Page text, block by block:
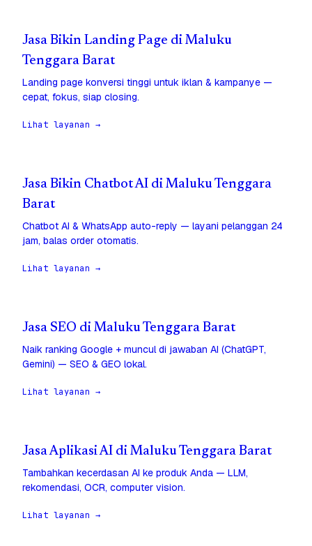
Jasa Bikin Landing Page di Maluku
Tenggara Barat
Landing page konversi tinggi untuk iklan & kampanye —
cepat, fokus, siap closing.
Lihat layanan →
Jasa Bikin Chatbot AI di Maluku Tenggara
Barat
Chatbot AI & WhatsApp auto-reply — layani pelanggan 24
jam, balas order otomatis.
Lihat layanan →
Jasa SEO di Maluku Tenggara Barat
Naik ranking Google + muncul di jawaban AI (ChatGPT,
Gemini) — SEO & GEO lokal.
Lihat layanan →
Jasa Aplikasi AI di Maluku Tenggara Barat
Tambahkan kecerdasan AI ke produk Anda — LLM,
rekomendasi, OCR, computer vision.
Lihat layanan →